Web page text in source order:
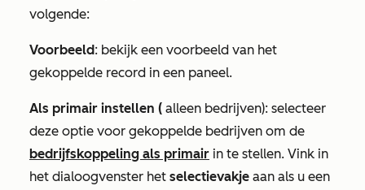
volgende:
Voorbeeld: bekijk een voorbeeld van het
gekoppelde record in een paneel.
Als primair instellen ( alleen bedrijven): selecteer
deze optie voor gekoppelde bedrijven om de
bedrijfskoppeling als primair in te stellen. Vink in
het dialoogvenster het selectievakje aan als u een